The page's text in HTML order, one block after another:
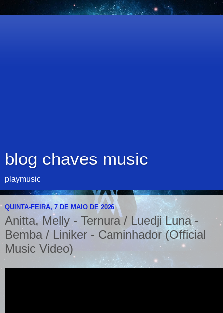
blog chaves music
playmusic
QUINTA-FEIRA, 7 DE MAIO DE 2026
Anitta, Melly - Ternura / Luedji Luna -
Bemba / Liniker - Caminhador (Official
Music Video)